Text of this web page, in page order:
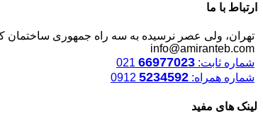
ارتباط با ما
تهران، ولی عصر نرسیده به سه راه جمهوری ساختمان
info@amiranteb.com
شماره ثابت: 66977023
شماره همراه: 5234592
لینک های مفید